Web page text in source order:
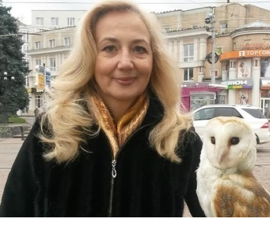
Перейти к основному содержанию